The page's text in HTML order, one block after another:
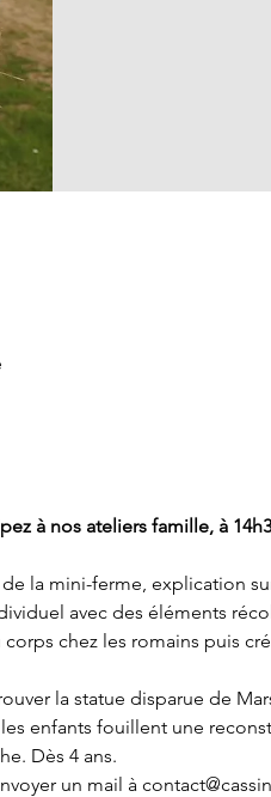
à nos ateliers famille, à
la mini-ferme, explication
avec des éléments
chez les romains puis
la statue disparue de
enfants fouillent une
Dès 4 ans.
un mail à